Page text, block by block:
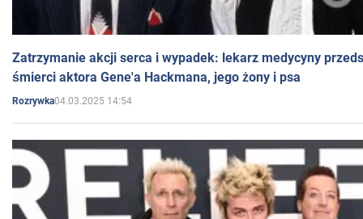
Zatrzymanie akcji serca i wypadek: lekarz medycyny
śmierci aktora Gene'a Hackmana, jego żony i psa
Rozrywka04.03.2025 14:54